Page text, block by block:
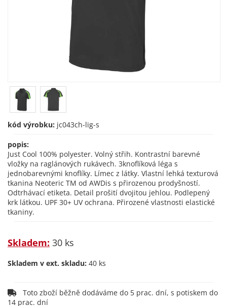
kód výrobku: jc043ch-lig-s
popis:
Just Cool 100% polyester. Volný střih. Kontrastní barevné
vložky na raglánových rukávech. 3knoflíková léga s
jednobarevnými knoflíky. Límec z látky. Vlastní lehká texturová
tkanina Neoteric TM od AWDis s přirozenou prodyšností.
Odtrhávací etiketa. Detail prošití dvojitou jehlou. Podlepený
krk látkou. UPF 30+ UV ochrana. Přirozené vlastnosti elastické
tkaniny.
Skladem: 30 ks
Skladem v ext. skladu: 40 ks
14 prac. dní